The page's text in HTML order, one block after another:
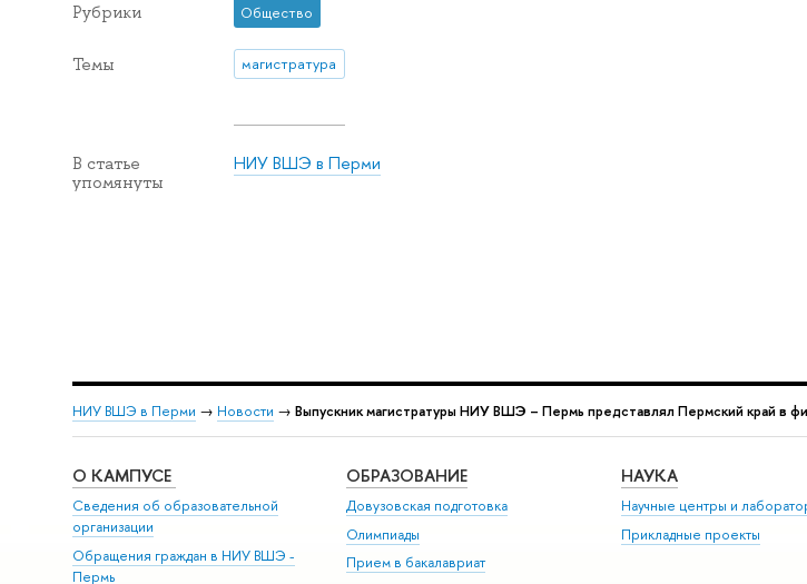
Рубрики Общество
Темы магистратура
В статье
упомянуты
НИУ ВШЭ в Перми
НИУ ВШЭ в Перми → Новости → Выпускник магистратуры НИУ ВШЭ – Пермь представлял Пермский край в
О КАМПУСЕ
Сведения об образовательной
организации
Обращения граждан в НИУ ВШЭ -
Пермь
ОБРАЗОВАНИЕ
Довузовская подготовка
Олимпиады
Прием в бакалавриат
НАУКА
Научные центры и
Прикладные проекты